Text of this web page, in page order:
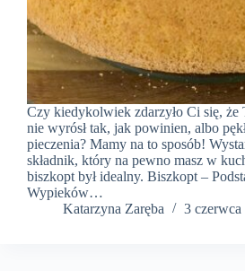
Czy kiedykolwiek zdarzyło Ci się, że
nie wyrósł tak, jak powinien, albo
pieczenia? Mamy na to sposób!
składnik, który na pewno masz w
biszkopt był idealny. Biszkopt –
Wypieków…
Katarzyna Zaręba
3 czerwca